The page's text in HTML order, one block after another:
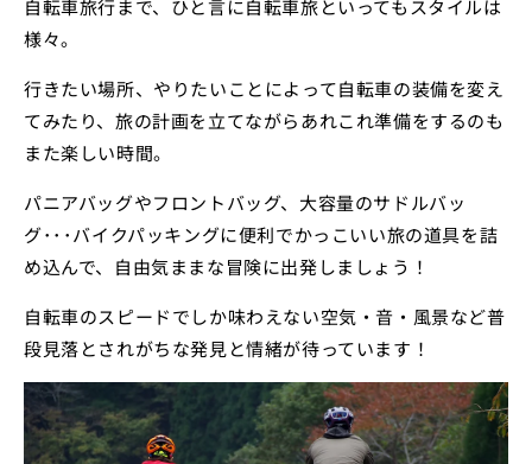
自転車旅行まで、ひと言に自転車旅といってもスタイルは
様々。
行きたい場所、やりたいことによって自転車の装備を変え
てみたり、旅の計画を立てながらあれこれ準備をするのも
また楽しい時間。
パニアバッグやフロントバッグ、大容量のサドルバッ
グ･･･バイクパッキングに便利でかっこいい旅の道具を詰
め込んで、自由気ままな冒険に出発しましょう！
自転車のスピードでしか味わえない空気・音・風景など普
段見落とされがちな発見と情緒が待っています！